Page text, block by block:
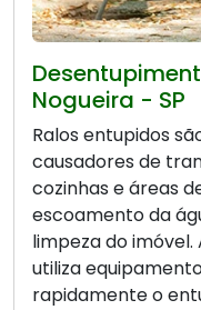
Nogueira - SP
Ralos entupidos
causadores de
cozinhas e áreas
escoamento da
limpeza do imóvel.
utiliza
rapidamente o